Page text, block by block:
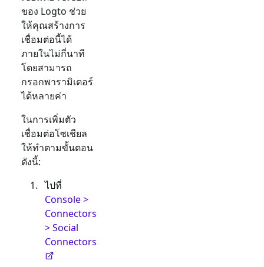
ของ Logto ช่วย
ให้คุณสร้างการ
เชื่อมต่อนี้ได้
ภายในไม่กี่นาที
โดยสามารถ
กรอกพารามิเตอร์
ได้หลายค่า
ในการเพิ่มตัว
เชื่อมต่อโซเชียล
ให้ทำตามขั้นตอน
ดังนี้:
ไปที่
Console >
Connectors
> Social
Connectors